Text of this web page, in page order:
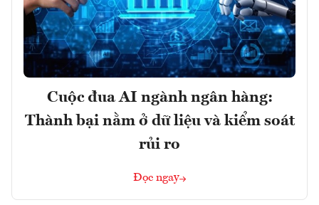
Cuộc đua AI ngành ngân hàng:
Thành bại nằm ở dữ liệu và kiểm soát
rủi ro
Đọc ngay